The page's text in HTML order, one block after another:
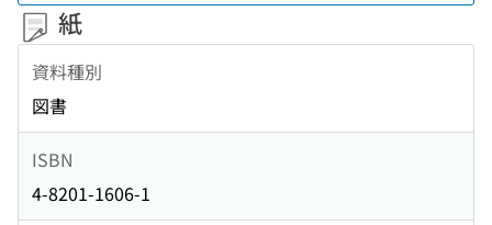
紙
資料種別
図書
ISBN
4-8201-1606-1